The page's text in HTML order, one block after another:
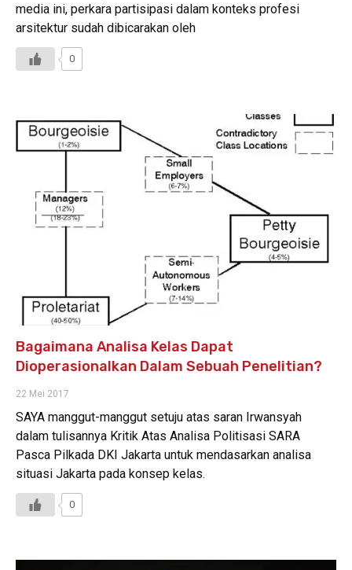
media ini, perkara partisipasi dalam konteks profesi
arsitektur sudah dibicarakan oleh
0
Bagaimana Analisa Kelas Dapat
Dioperasionalkan Dalam Sebuah Penelitian?
22 Mei 2017
SAYA manggut-manggut setuju atas saran Irwansyah
dalam tulisannya Kritik Atas Analisa Politisasi SARA
Pasca Pilkada DKI Jakarta untuk mendasarkan analisa
situasi Jakarta pada konsep kelas.
0